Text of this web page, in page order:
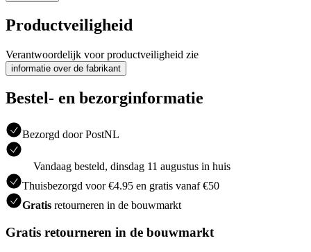
Productveiligheid
Verantwoordelijk voor productveiligheid zie
informatie over de fabrikant
Bestel- en bezorginformatie
Bezorgd door PostNL
Vandaag besteld, dinsdag 11 augustus in huis
Thuisbezorgd voor €4.95 en gratis vanaf €50
Gratis retourneren in de bouwmarkt
Gratis retourneren in de bouwmarkt